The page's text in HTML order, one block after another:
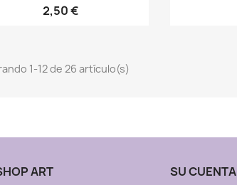
2,50 €
1-12 de 26 artículo(s)
ART SU CUENTA